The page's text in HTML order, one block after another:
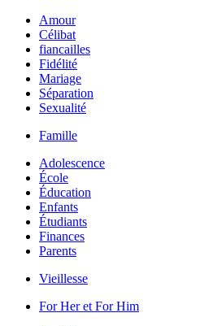
Amour
Célibat
fiancailles
Fidélité
Mariage
Séparation
Sexualité
Famille
Adolescence
École
Éducation
Enfants
Étudiants
Finances
Parents
Vieillesse
For Her et For Him